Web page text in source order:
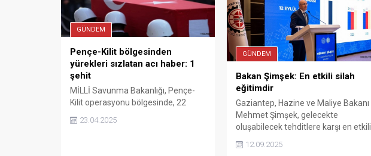
GÜNDEM
Pençe-Kilit bölgesinden
yürekleri sızlatan acı haber: 1
şehit
MİLLİ Savunma Bakanlığı, Pençe-
Kilit operasyonu bölgesinde, 22
Nisan 2025 tarihinde terör örgütü
mensupları tarafından yapılan
23.04.2025
GÜNDEM
Bakan Şimşek: En etkili silah
eğitimdir
Gaziantep, Hazine ve Maliye Bakanı
Mehmet Şimşek, gelecekte
oluşabilecek tehditlere karşı en etkili
adına, vicdanın kalmadığı soykırım
12.09.2025